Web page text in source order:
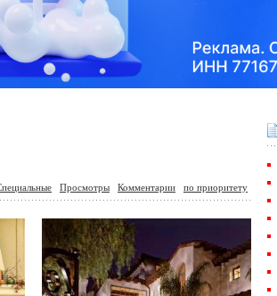
Просмотры Комментарии по приоритету